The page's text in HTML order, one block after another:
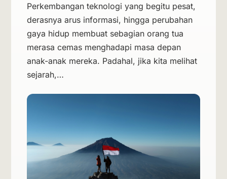
Perkembangan teknologi yang begitu pesat,
derasnya arus informasi, hingga perubahan
gaya hidup membuat sebagian orang tua
merasa cemas menghadapi masa depan
anak-anak mereka. Padahal, jika kita melihat
sejarah,…